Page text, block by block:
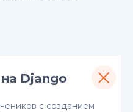
Django
с созданием